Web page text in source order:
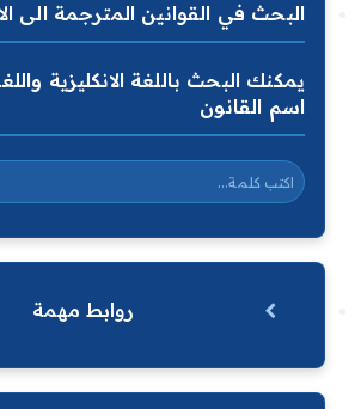
البحث في القوانين المترجمة الى
يمكنك البحث باللغة الانكليزية
اسم القانون
روابط مهمة